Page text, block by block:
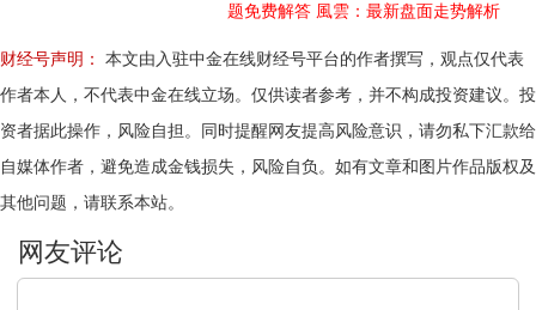
题免费解答 風雲：最新盘面走势解析
财经号声明：
本文由入驻中金在线财经号平台的作者撰写，观点仅代表
作者本人，不代表中金在线立场。仅供读者参考，并不构成投资建议。投
资者据此操作，风险自担。同时提醒网友提高风险意识，请勿私下汇款给
自媒体作者，避免造成金钱损失，风险自负。如有文章和图片作品版权及
其他问题，请联系本站。